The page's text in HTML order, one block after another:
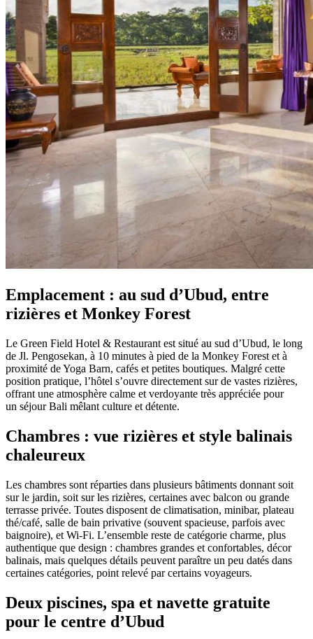
Emplacement : au sud d’Ubud, entre
rizières et Monkey Forest
Le Green Field Hotel & Restaurant est situé au sud d’Ubud, le long
de Jl. Pengosekan, à 10 minutes à pied de la Monkey Forest et à
proximité de Yoga Barn, cafés et petites boutiques. Malgré cette
position pratique, l’hôtel s’ouvre directement sur de vastes rizières,
offrant une atmosphère calme et verdoyante très appréciée pour
un séjour Bali mêlant culture et détente.
Chambres : vue rizières et style balinais
chaleureux
Les chambres sont réparties dans plusieurs bâtiments donnant soit
sur le jardin, soit sur les rizières, certaines avec balcon ou grande
terrasse privée. Toutes disposent de climatisation, minibar, plateau
thé/café, salle de bain privative (souvent spacieuse, parfois avec
baignoire), et Wi‑Fi. L’ensemble reste de catégorie charme, plus
authentique que design : chambres grandes et confortables, décor
balinais, mais quelques détails peuvent paraître un peu datés dans
certaines catégories, point relevé par certains voyageurs.
Deux piscines, spa et navette gratuite
pour le centre d’Ubud